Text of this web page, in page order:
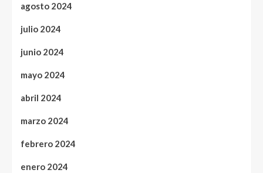
agosto 2024
julio 2024
junio 2024
mayo 2024
abril 2024
marzo 2024
febrero 2024
enero 2024